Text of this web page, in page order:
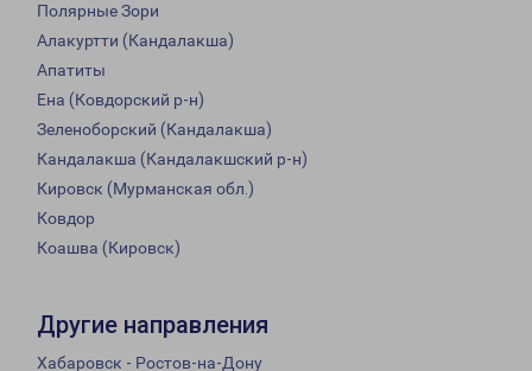
Полярные Зори
Алакуртти (Кандалакша)
Апатиты
Ена (Ковдорский р-н)
Зеленоборский (Кандалакша)
Кандалакша (Кандалакшский р-н)
Кировск (Мурманская обл.)
Ковдор
Коашва (Кировск)
Другие направления
Хабаровск - Ростов-на-Дону